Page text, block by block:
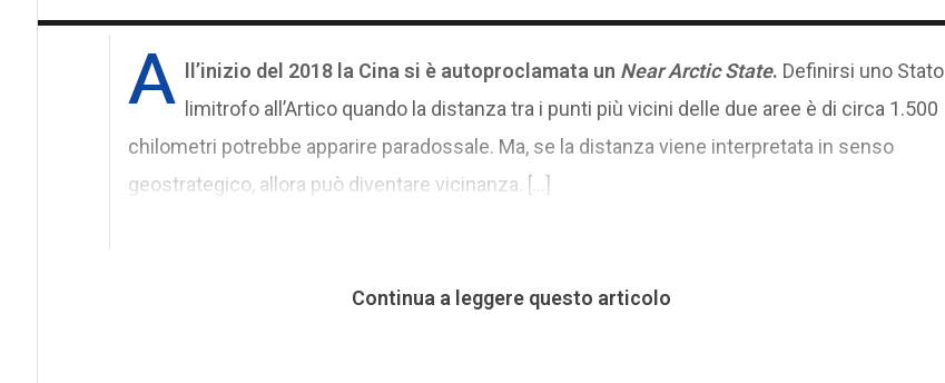
A ll’inizio del 2018 la Cina si è autoproclamata un Near Arctic State. Definirsi uno Stato
limitrofo all’Artico quando la distanza tra i punti più vicini delle due aree è di circa 1.500
chilometri potrebbe apparire paradossale. Ma, se la distanza viene interpretata in senso
geostrategico, allora può diventare vicinanza. […]
Continua a leggere questo articolo